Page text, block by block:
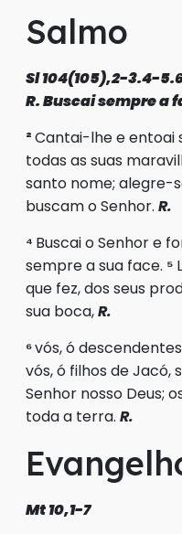
Salmo
Sl 104(105),2-3.4-
R. Buscai sempre a
²Cantai-lhe e entoai
todas as suas
santo nome; alegre-
buscam o Senhor. R.
⁴ Buscai o Senhor e
sempre a sua face. ⁵
que fez, dos seus
sua boca,R.
⁶vós, ó
vós, ó filhos de Jacó,
Senhor nosso Deus;
toda a terra. R.
Mt 10,1-7